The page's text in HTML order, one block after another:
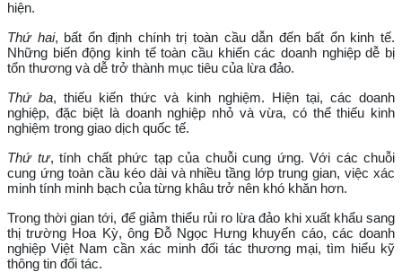
hiện.
Thứ hai, bất ổn định chính trị toàn cầu dẫn đến bất ổn kinh tế.
Những biến động kinh tế toàn cầu khiến các doanh nghiệp dễ bị
tổn thương và dễ trở thành mục tiêu của lừa đảo.
Thứ ba, thiếu kiến thức và kinh nghiệm. Hiện tại, các doanh
nghiệp, đặc biệt là doanh nghiệp nhỏ và vừa, có thể thiếu kinh
nghiệm trong giao dịch quốc tế.
Thứ tư, tính chất phức tạp của chuỗi cung ứng. Với các chuỗi
cung ứng toàn cầu kéo dài và nhiều tầng lớp trung gian, việc xác
minh tính minh bạch của từng khâu trở nên khó khăn hơn.
Trong thời gian tới, để giảm thiểu rủi ro lừa đảo khi xuất khẩu sang
thị trường Hoa Kỳ, ông Đỗ Ngọc Hưng khuyến cáo, các doanh
nghiệp Việt Nam cần xác minh đối tác thương mại, tìm hiểu kỹ
thông tin đối tác.